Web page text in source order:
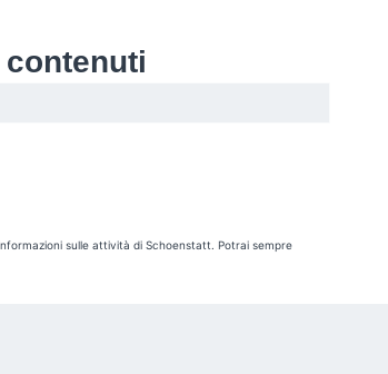
sulle attività di Schoenstatt. Potrai sempre